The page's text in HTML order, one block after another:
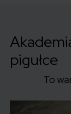
pigułce
To